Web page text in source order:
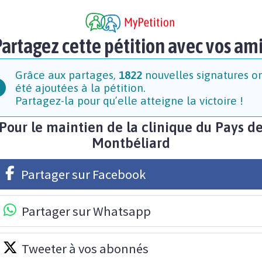
cette pétition avec vos
Grâce aux partages, 1822nouvelles signatures
été ajoutées à la pétition.
Partagez-la pour qu’elle atteigne la victoire !
le maintien de la clinique du Pays de
Montbéliard
Partager sur Facebook
Partager sur Whatsapp
Tweeter à vos abonnés